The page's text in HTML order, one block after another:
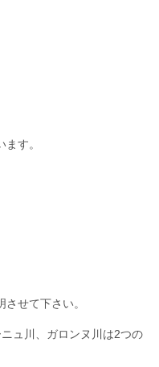
す。
せて下さい。
ュ川、ガロンヌ川は2つの